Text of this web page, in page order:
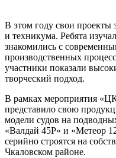
В этом году свои проекты
и техникума. Ребята
знакомились с
производственных
участники показали
творческий подход.
В рамках мероприятия
представило свою
модели судов на
«Валдай 45Р» и «Метеор
серийно строятся на
Чкаловском районе.